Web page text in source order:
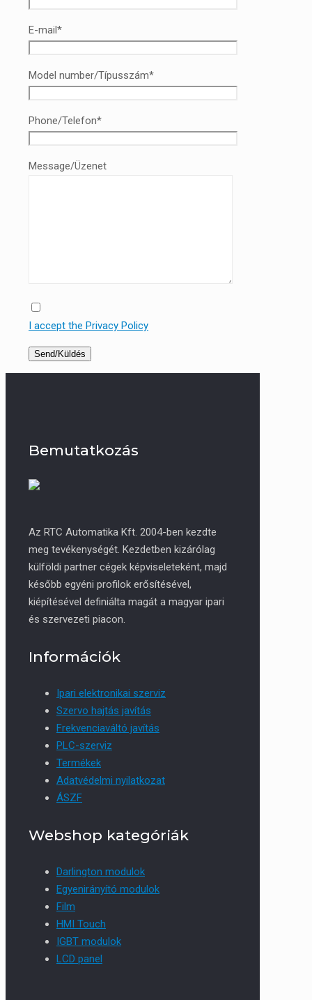
E-mail*
Model number/Típusszám*
Phone/Telefon*
Message/Üzenet
I accept the Privacy Policy
Bemutatkozás
Az RTC Automatika Kft. 2004-ben kezdte
meg tevékenységét. Kezdetben kizárólag
külföldi partner cégek képviseleteként, majd
később egyéni profilok erősítésével,
kiépítésével definiálta magát a magyar ipari
és szervezeti piacon.
Információk
Ipari elektronikai szerviz
Szervo hajtás javítás
Frekvenciaváltó javítás
PLC-szerviz
Termékek
Adatvédelmi nyilatkozat
ÁSZF
Webshop kategóriák
Darlington modulok
Egyenirányító modulok
Film
HMI Touch
IGBT modulok
LCD panel